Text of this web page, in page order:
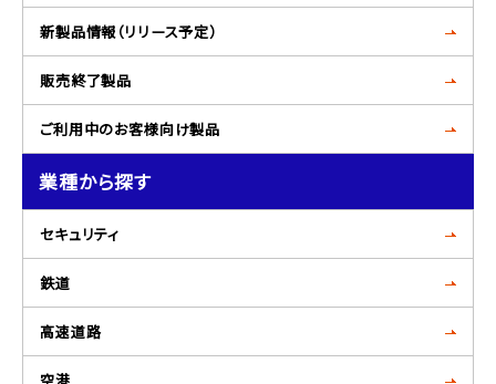
新製品情報（リリース予定）
販売終了製品
ご利用中のお客様向け製品
業種から探す
セキュリティ
鉄道
高速道路
空港